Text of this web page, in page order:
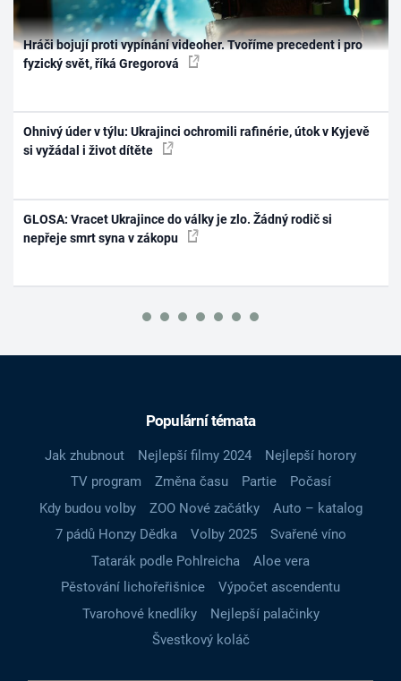
Hráči bojují proti vypínání videoher. Tvoříme precedent i pro
fyzický svět, říká Gregorová
Ohnivý úder v týlu: Ukrajinci ochromili rafinérie, útok v Kyjevě
si vyžádal i život dítěte
GLOSA: Vracet Ukrajince do války je zlo. Žádný rodič si
nepřeje smrt syna v zákopu
Populární témata
Jak zhubnout Nejlepší filmy 2024
Nejlepší horory
TV program
Změna času Partie
Počasí
Kdy budou volby
ZOO Nové začátky
Auto – katalog
7 pádů Honzy Dědka
Volby 2025
Svařené víno
Tatarák podle Pohlreicha
Aloe vera
Pěstování lichořeřišnice
Výpočet ascendentu
Tvarohové knedlíky
Nejlepší palačinky
Švestkový koláč